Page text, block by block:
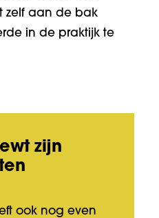
zelf aan de bak
in de praktijk te
zijn
ook nog even